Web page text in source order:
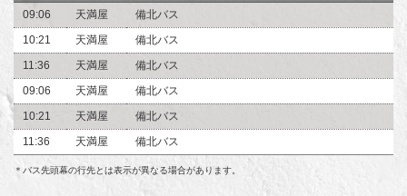
09:06
天満屋
備北バス
10:21
天満屋
備北バス
11:36
天満屋
備北バス
09:06
天満屋
備北バス
10:21
天満屋
備北バス
11:36
天満屋 備北バス
＊バス先頭幕の行先とは表示が異なる場合があります。